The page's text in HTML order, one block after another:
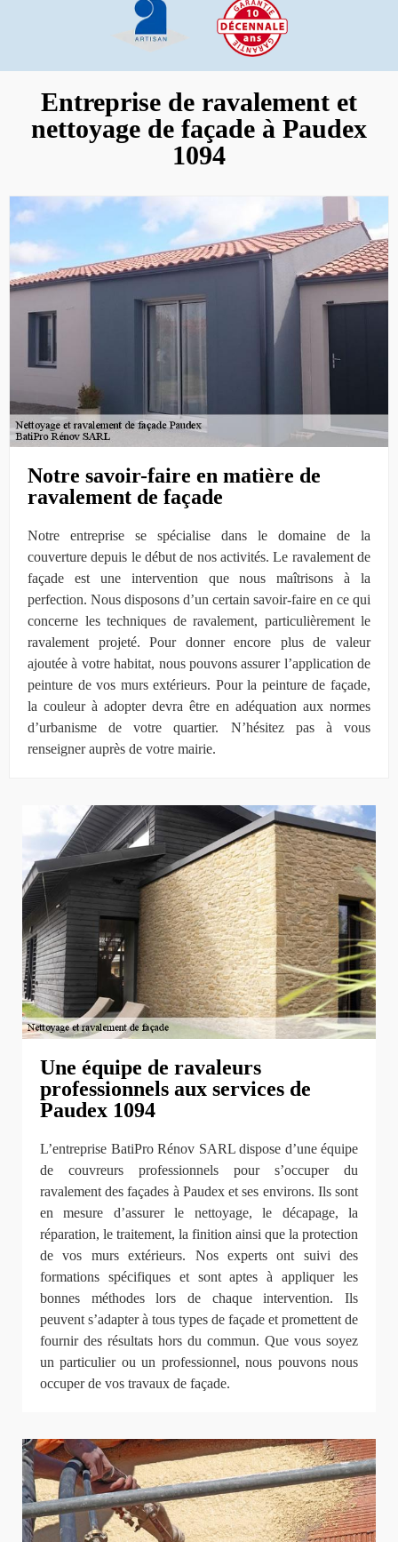
Entreprise de ravalement et
nettoyage de façade à Paudex
1094
Notre savoir-faire en matière de
ravalement de façade
Notre entreprise se spécialise dans le domaine de la
couverture depuis le début de nos activités. Le ravalement de
façade est une intervention que nous maîtrisons à la
perfection. Nous disposons d’un certain savoir-faire en ce qui
concerne les techniques de ravalement, particulièrement le
ravalement projeté. Pour donner encore plus de valeur
ajoutée à votre habitat, nous pouvons assurer l’application de
peinture de vos murs extérieurs. Pour la peinture de façade,
la couleur à adopter devra être en adéquation aux normes
d’urbanisme de votre quartier. N’hésitez pas à vous
renseigner auprès de votre mairie.
Une équipe de ravaleurs
professionnels aux services de
Paudex 1094
L’entreprise BatiPro Rénov SARL dispose d’une équipe
de couvreurs professionnels pour s’occuper du
ravalement des façades à Paudex et ses environs. Ils sont
en mesure d’assurer le nettoyage, le décapage, la
réparation, le traitement, la finition ainsi que la protection
de vos murs extérieurs. Nos experts ont suivi des
formations spécifiques et sont aptes à appliquer les
bonnes méthodes lors de chaque intervention. Ils
peuvent s’adapter à tous types de façade et promettent de
fournir des résultats hors du commun. Que vous soyez
un particulier ou un professionnel, nous pouvons nous
occuper de vos travaux de façade.